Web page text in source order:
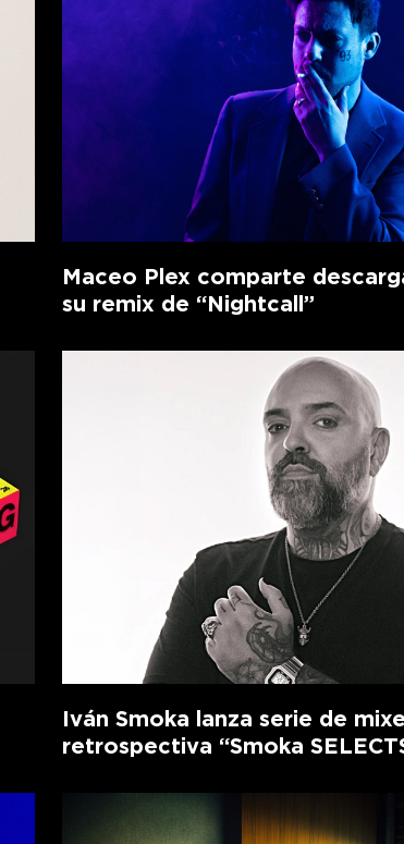
Maceo Plex comparte
su remix de “Nightcall”
Iván Smoka lanza serie de
retrospectiva “Smoka